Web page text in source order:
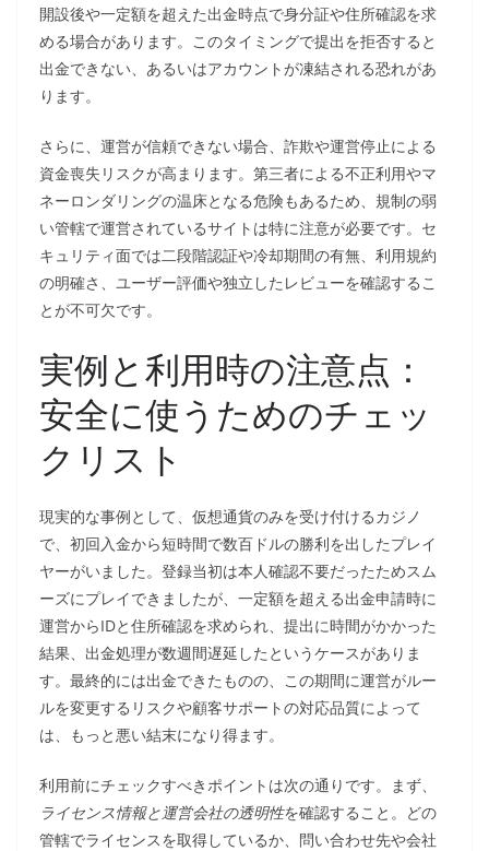
開設後や一定額を超えた出金時点で身分証や住所確認を求
める場合があります。このタイミングで提出を拒否すると
出金できない、あるいはアカウントが凍結される恐れがあ
ります。
さらに、運営が信頼できない場合、詐欺や運営停止による
資金喪失リスクが高まります。第三者による不正利用やマ
ネーロンダリングの温床となる危険もあるため、規制の弱
い管轄で運営されているサイトは特に注意が必要です。セ
キュリティ面では二段階認証や冷却期間の有無、利用規約
の明確さ、ユーザー評価や独立したレビューを確認するこ
とが不可欠です。
実例と利用時の注意点：
安全に使うためのチェッ
クリスト
現実的な事例として、仮想通貨のみを受け付けるカジノ
で、初回入金から短時間で数百ドルの勝利を出したプレイ
ヤーがいました。登録当初は本人確認不要だったためスム
ーズにプレイできましたが、一定額を超える出金申請時に
運営からIDと住所確認を求められ、提出に時間がかかった
結果、出金処理が数週間遅延したというケースがありま
す。最終的には出金できたものの、この期間に運営がルー
ルを変更するリスクや顧客サポートの対応品質によって
は、もっと悪い結末になり得ます。
利用前にチェックすべきポイントは次の通りです。まず、
ライセンス情報と運営会社の透明性を確認すること。どの
管轄でライセンスを取得しているか、問い合わせ先や会社